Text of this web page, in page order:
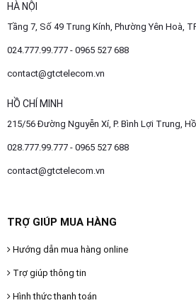
HÀ NỘI
Tầng 7, Số 49 Trung Kính, Phường Yên Hoà,
024.777.99.777 - 0965 527 688
contact@gtctelecom.vn
HỒ CHÍ MINH
215/56 Đường Nguyễn Xí, P. Bình Lợi Trung,
028.777.99.777 - 0965 527 688
contact@gtctelecom.vn
TRỢ GIÚP MUA HÀNG
Hướng dẫn mua hàng online
Trợ giúp thông tin
Hình thức thanh toán